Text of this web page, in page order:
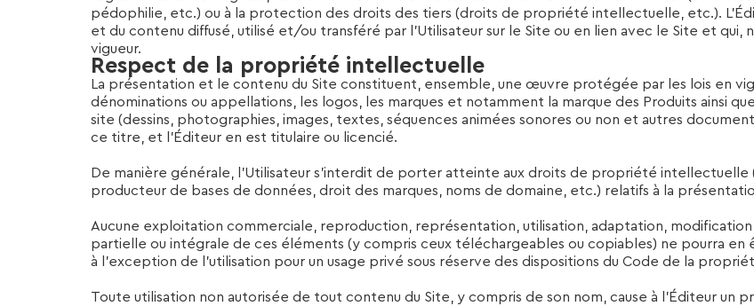
pédophilie, etc.) ou à la protection des droits des tiers (droits de propriété intellectuelle, etc.).
et du contenu diffusé, utilisé et/ou transféré par l’Utilisateur sur le Site ou en lien avec le Site et
vigueur.
Respect de la propriété intellectuelle
La présentation et le contenu du Site constituent, ensemble, une œuvre protégée par les lois en
dénominations ou appellations, les logos, les marques et notamment la marque des Produits ainsi
site (dessins, photographies, images, textes, séquences animées sonores ou non et autres
ce titre, et l’Éditeur en est titulaire ou licencié.
De manière générale, l’Utilisateur s’interdit de porter atteinte aux droits de propriété intellectuelle
producteur de bases de données, droit des marques, noms de domaine, etc.) relatifs à la
Aucune exploitation commerciale, reproduction, représentation, utilisation, adaptation,
partielle ou intégrale de ces éléments (y compris ceux téléchargeables ou copiables) ne pourra en
à l’exception de l’utilisation pour un usage privé sous réserve des dispositions du Code de la
Toute utilisation non autorisée de tout contenu du Site, y compris de son nom, cause à l’Éditeur un